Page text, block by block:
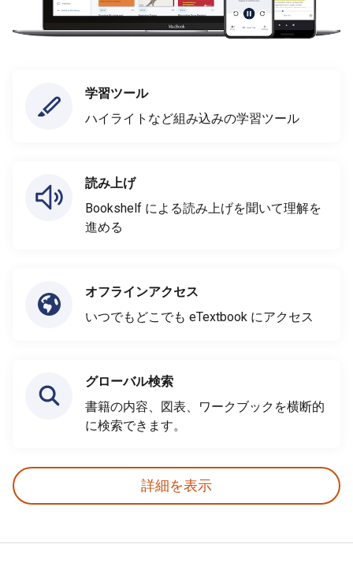
学習ツール
ハイライトなど組み込みの学習ツール
読み上げ
Bookshelf による読み上げを聞いて理解を
進める
オフラインアクセス
いつでもどこでも eTextbook にアクセス
グローバル検索
書籍の内容、図表、ワークブックを横断的
に検索できます。
詳細を表示